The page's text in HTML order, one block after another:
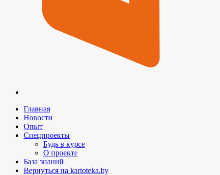
Главная
Новости
Опыт
Спецпроекты
Будь в курсе
О проекте
База знаний
Вернуться на kartoteka.by